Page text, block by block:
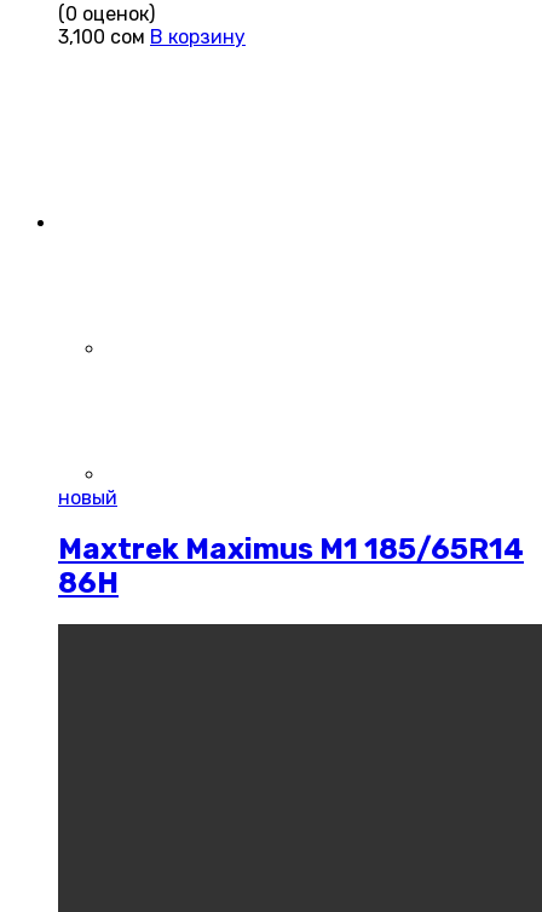
(0 оценок)
3,100 сом В корзину
новый
Maxtrek Maximus M1 185/65R14
86H